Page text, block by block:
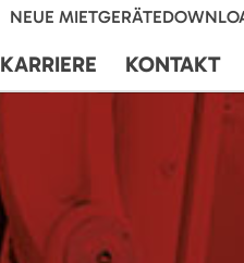
NEUE MIETGERÄTE
KARRIERE KONTAKT